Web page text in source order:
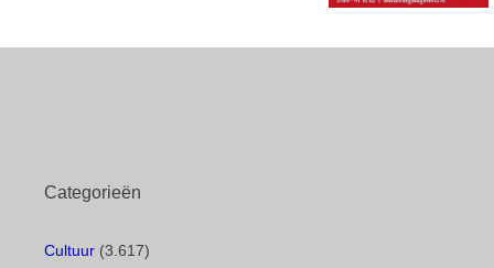
Categorieën
Cultuur (3.617)